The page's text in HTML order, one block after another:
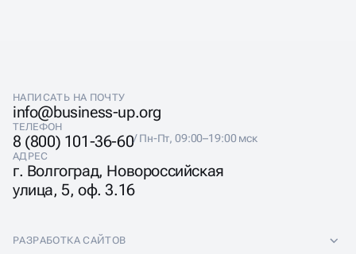
НАПИСАТЬ НА ПОЧТУ
info@business-up.org
ТЕЛЕФОН
8 (800) 101-36-60/ Пн-Пт, 09:00–19:00 мск
АДРЕС
г. Волгоград, Новороссийская
улица, 5, оф. 3.16
РАЗРАБОТКА САЙТОВ